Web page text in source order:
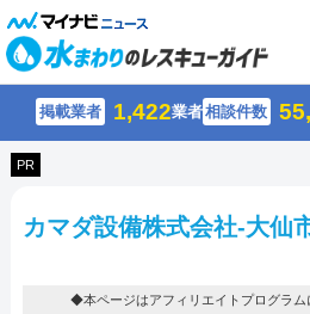
掲載業者 1,422業者相談件数
PR
カマダ設備株式会社-大仙
◆本ページはアフィリエイトプログラム